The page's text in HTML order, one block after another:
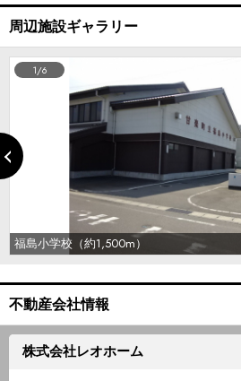
周辺施設ギャラリー
福島小学校（約1,500m）
1/6
不動産会社情報
株式会社レオホーム